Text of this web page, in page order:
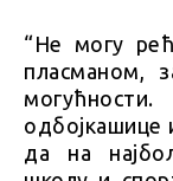
“Не могу
пласманом,
одбојкашице
да на